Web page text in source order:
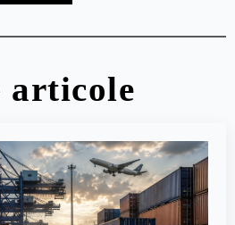
articole